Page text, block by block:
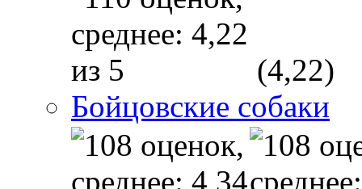
(4,22)
Бойцовские собаки